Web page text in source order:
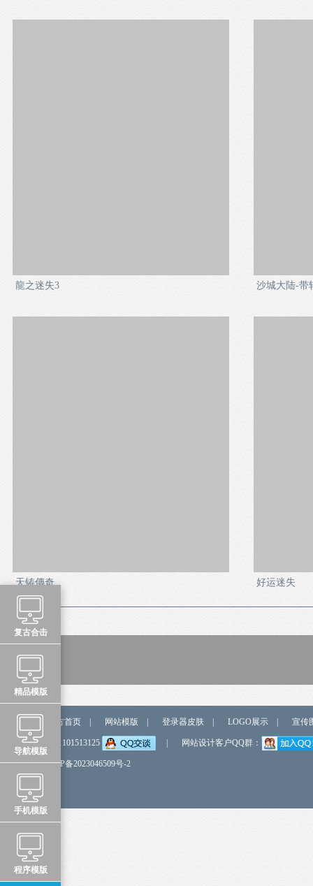
龍之迷失3 沙城大陆-带
天铸傳奇 好运迷失
官方首页 网站模版 登录器皮肤 LOGO展示 宣传
弹我QQ QQ:1101513125 网站设计客户QQ群：
备 案 号 鲁ICP备2023046509号-2
复古合击
精品模版
导航模版
手机模版
程序模版